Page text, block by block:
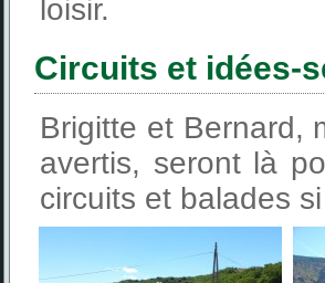
loisir.
Circuits et idées-
Brigitte et Bernard,
avertis, seront là
circuits et balades